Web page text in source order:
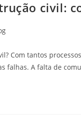
civil:
Com tantos
falhas. A falta de